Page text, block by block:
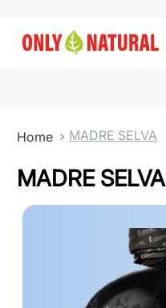
MADRE SELVA
MADRE SELVA